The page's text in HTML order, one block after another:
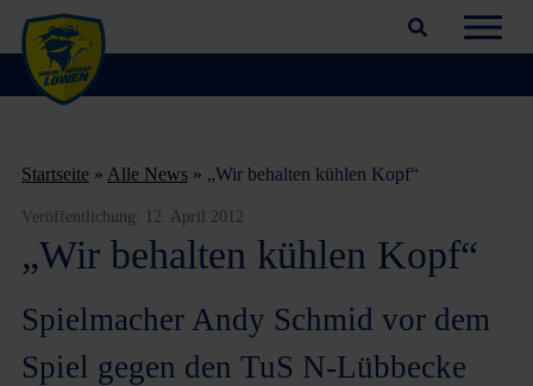
Suchfeld öffnen
Startseite » Alle News » „Wir behalten kühlen Kopf“
Veröffentlichung: 12. April 2012
„Wir behalten kühlen Kopf“
Spielmacher Andy Schmid vor dem
Spiel gegen den TuS N-Lübbecke